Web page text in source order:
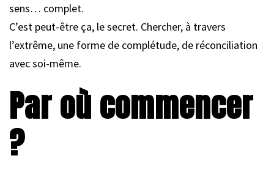
sens… complet.
C’est peut-être ça, le secret. Chercher, à travers
l’extrême, une forme de complétude, de réconciliation
avec soi-même.
Par où commencer
?